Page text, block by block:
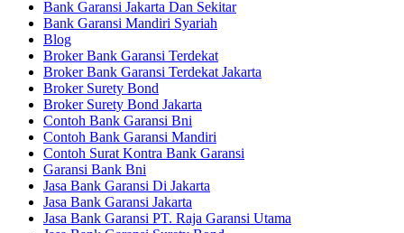
Bank Garansi Jakarta Dan Sekitar
Bank Garansi Mandiri Syariah
Blog
Broker Bank Garansi Terdekat
Broker Bank Garansi Terdekat Jakarta
Broker Surety Bond
Broker Surety Bond Jakarta
Contoh Bank Garansi Bni
Contoh Bank Garansi Mandiri
Contoh Surat Kontra Bank Garansi
Garansi Bank Bni
Jasa Bank Garansi Di Jakarta
Jasa Bank Garansi Jakarta
Jasa Bank Garansi PT. Raja Garansi Utama